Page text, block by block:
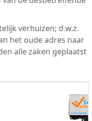
verhuizen; d.w.z.
het oude adres naar
alle zaken geplaatst